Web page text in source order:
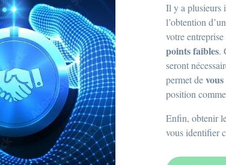
Il y a plusieurs
l’obtention
votre
points faibles.
seront
permet de
position comme
Enfin, obtenir
vous identifier